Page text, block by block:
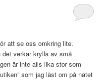
att se oss omkring lite.
det verkar krylla av små
är inte alls lika stor som
som jag läst om på nätet